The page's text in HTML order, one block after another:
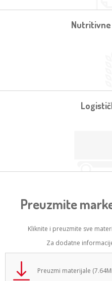
Preuzmite
Kliknite i preuzmite sve
Za dodatne
Preuzmi materijale